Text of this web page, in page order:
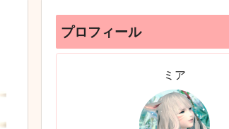
プロフィール
ミア